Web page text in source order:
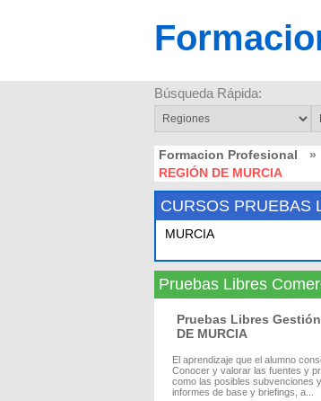
Búsqueda Rápida:
Formacion Profesional »
REGIÓN DE MURCIA
CURSOS PRUEBAS
MURCIA
Pruebas Libres
Pruebas Libres
DE MURCIA
El aprendizaje que el alumno
Conocer y valorar las fuentes y
como las posibles subvenciones
informes de base y briefings, a...